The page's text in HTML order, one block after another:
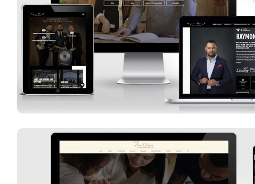
Raymond Singh
Voir